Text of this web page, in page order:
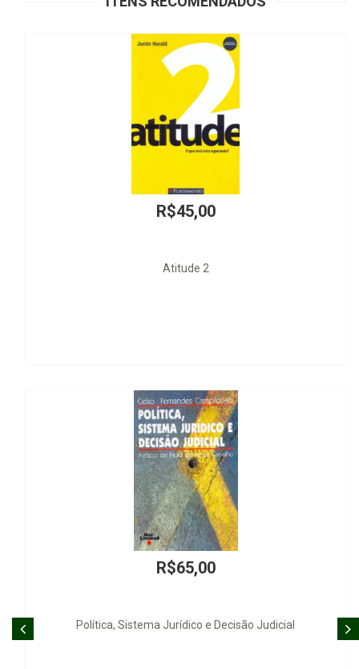
Jurídico e Decisão Judicial Investigação